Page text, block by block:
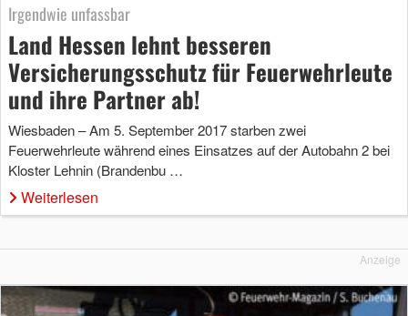
Irgendwie unfassbar
Land Hessen lehnt besseren
Versicherungsschutz für Feuerwehrleute
und ihre Partner ab!
Wiesbaden – Am 5. September 2017 starben zwei
Feuerwehrleute während eines Einsatzes auf der Autobahn 2 bei
Kloster Lehnin (Brandenbu …
Weiterlesen
Anzeige